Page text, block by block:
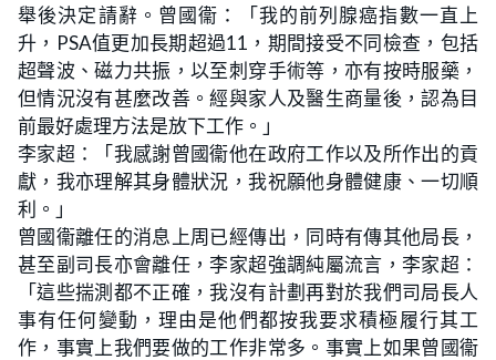
舉後決定請辭。曾國衞：「我的前列腺癌指數一直上
升，PSA值更加長期超過11，期間接受不同檢查，包括
超聲波、磁力共振，以至刺穿手術等，亦有按時服藥，
但情況沒有甚麼改善。經與家人及醫生商量後，認為目
前最好處理方法是放下工作。」
李家超：「我感謝曾國衞他在政府工作以及所作出的貢
獻，我亦理解其身體狀況，我祝願他身體健康、一切順
利。」
曾國衞離任的消息上周已經傳出，同時有傳其他局長，
甚至副司長亦會離任，李家超強調純屬流言，李家超：
「這些揣測都不正確，我沒有計劃再對於我們司局長人
事有任何變動，理由是他們都按我要求積極履行其工
作，事實上我們要做的工作非常多。事實上如果曾國衞